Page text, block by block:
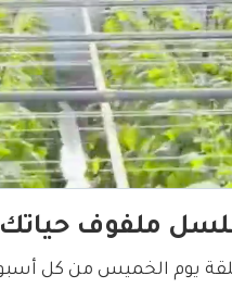
ملفوف حياتك